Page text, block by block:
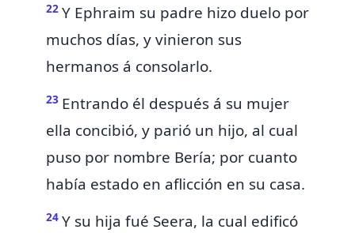
22 Y Ephraim su padre hizo duelo por
muchos días, y vinieron sus
hermanos á consolarlo.
23 Entrando él después á su mujer
ella concibió, y parió un hijo, al cual
puso por nombre Bería; por cuanto
había estado en aflicción en su casa.
24 Y su hija fué Seera, la cual edificó